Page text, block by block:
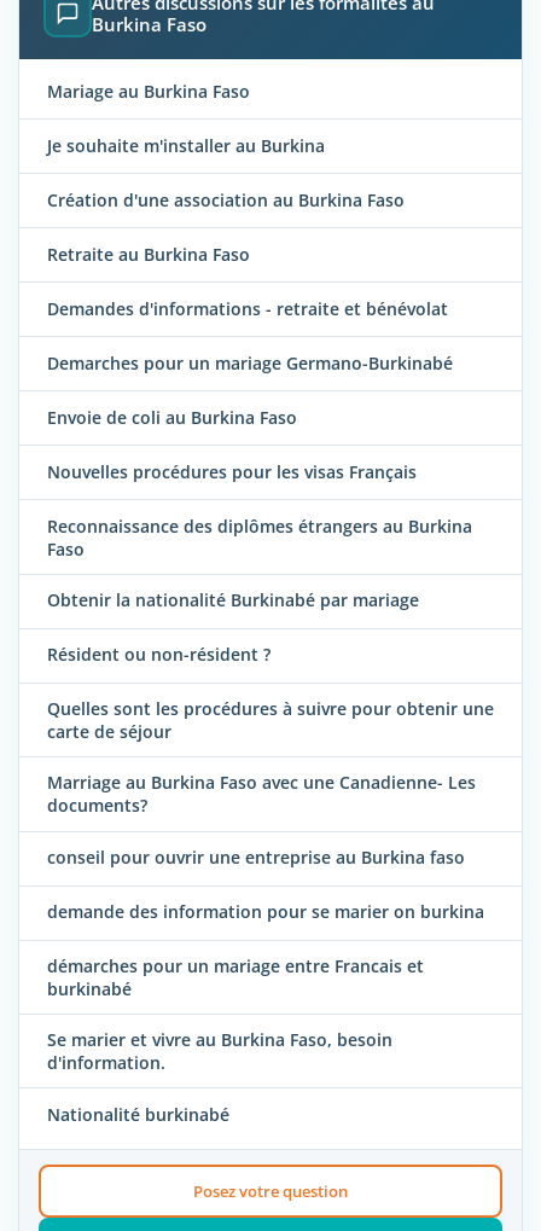
Burkina Faso
Mariage au Burkina Faso
Je souhaite m'installer au Burkina
Création d'une association au Burkina Faso
Retraite au Burkina Faso
Demandes d'informations - retraite et bénévolat
Demarches pour un mariage Germano-Burkinabé
Envoie de coli au Burkina Faso
Nouvelles procédures pour les visas Français
Reconnaissance des diplômes étrangers au Burkina
Faso
Obtenir la nationalité Burkinabé par mariage
Résident ou non-résident ?
Quelles sont les procédures à suivre pour obtenir une
carte de séjour
Marriage au Burkina Faso avec une Canadienne- Les
documents?
conseil pour ouvrir une entreprise au Burkina faso
demande des information pour se marier on burkina
démarches pour un mariage entre Francais et
burkinabé
Se marier et vivre au Burkina Faso, besoin
d'information.
Nationalité burkinabé
Posez votre question